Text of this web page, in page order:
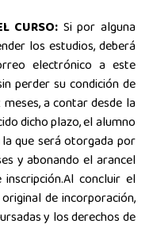
CURSO: Si por alguna
los estudios, deberá
electrónico a este
perder su condición de
a contar desde la
dicho plazo, el alumno
que será otorgada por
y abonando el arancel
concluir el
de incorporación,
y los derechos de